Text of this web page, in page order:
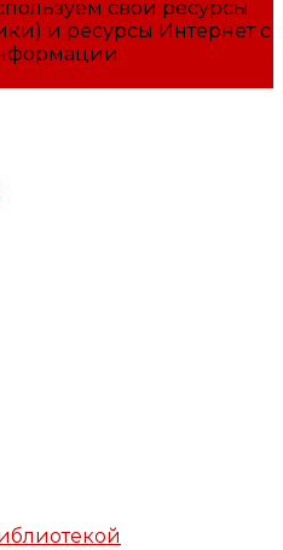
свои ресурсы
и ресурсы Интернет с